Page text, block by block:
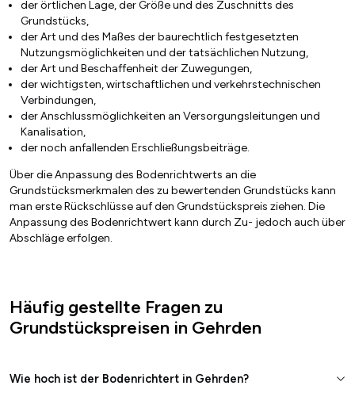
der örtlichen Lage, der Größe und des Zuschnitts des
Grundstücks,
der Art und des Maßes der baurechtlich festgesetzten
Nutzungsmöglichkeiten und der tatsächlichen Nutzung,
der Art und Beschaffenheit der Zuwegungen,
der wichtigsten, wirtschaftlichen und verkehrstechnischen
Verbindungen,
der Anschlussmöglichkeiten an Versorgungsleitungen und
Kanalisation,
der noch anfallenden Erschließungsbeiträge.
Über die Anpassung des Bodenrichtwerts an die
Grundstücksmerkmalen des zu bewertenden Grundstücks kann
man erste Rückschlüsse auf den Grundstückspreis ziehen. Die
Anpassung des Bodenrichtwert kann durch Zu- jedoch auch über
Abschläge erfolgen.
Häufig gestellte Fragen zu
Grundstückspreisen in Gehrden
Wie hoch ist der Bodenrichtert in Gehrden?